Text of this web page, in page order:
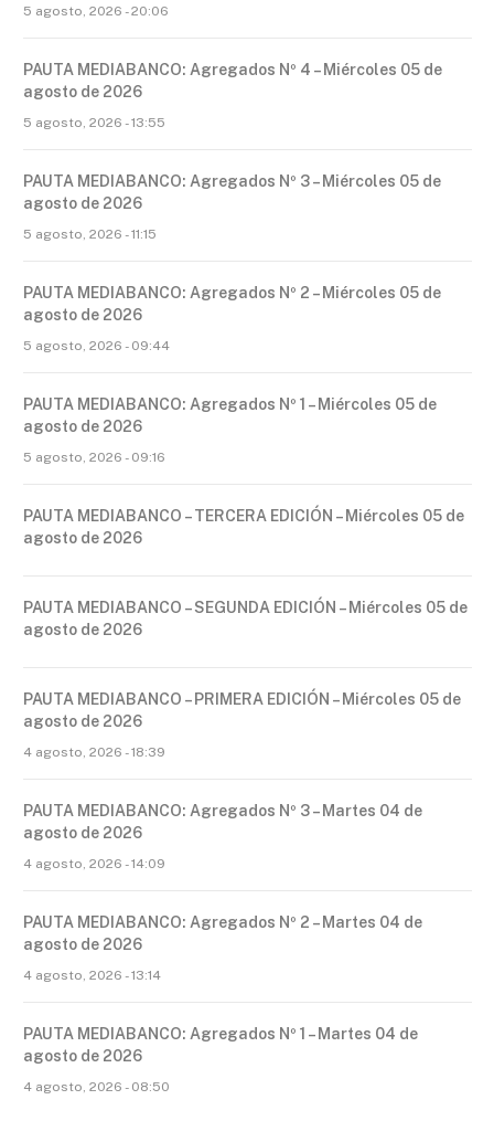
5 agosto, 2026 - 20:06
PAUTA MEDIABANCO: Agregados Nº 4 – Miércoles 05 de
agosto de 2026
5 agosto, 2026 - 13:55
PAUTA MEDIABANCO: Agregados Nº 3 – Miércoles 05 de
agosto de 2026
5 agosto, 2026 - 11:15
PAUTA MEDIABANCO: Agregados Nº 2 – Miércoles 05 de
agosto de 2026
5 agosto, 2026 - 09:44
PAUTA MEDIABANCO: Agregados Nº 1 – Miércoles 05 de
agosto de 2026
5 agosto, 2026 - 09:16
PAUTA MEDIABANCO – TERCERA EDICIÓN – Miércoles 05 de
agosto de 2026
PAUTA MEDIABANCO – SEGUNDA EDICIÓN – Miércoles 05 de
agosto de 2026
PAUTA MEDIABANCO – PRIMERA EDICIÓN – Miércoles 05 de
agosto de 2026
4 agosto, 2026 - 18:39
PAUTA MEDIABANCO: Agregados Nº 3 – Martes 04 de
agosto de 2026
4 agosto, 2026 - 14:09
PAUTA MEDIABANCO: Agregados Nº 2 – Martes 04 de
agosto de 2026
4 agosto, 2026 - 13:14
PAUTA MEDIABANCO: Agregados Nº 1 – Martes 04 de
agosto de 2026
4 agosto, 2026 - 08:50